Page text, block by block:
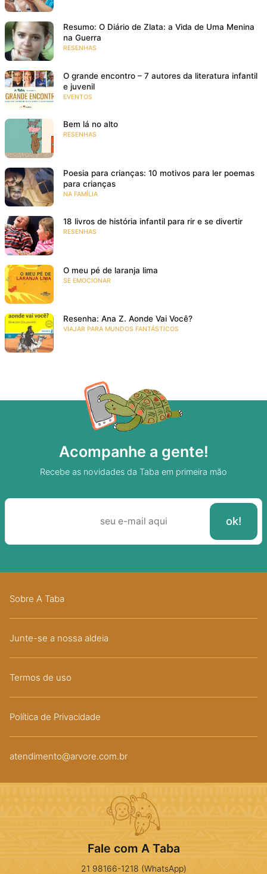
Resumo: O Diário de Zlata: a Vida de Uma Menina
na Guerra
RESENHAS
O grande encontro – 7 autores da literatura infantil
e juvenil
EVENTOS
Bem lá no alto
RESENHAS
Poesia para crianças: 10 motivos para ler poemas
para crianças
NA FAMÍLIA
18 livros de história infantil para rir e se divertir
RESENHAS
O meu pé de laranja lima
SE EMOCIONAR
Resenha: Ana Z. Aonde Vai Você?
VIAJAR PARA MUNDOS FANTÁSTICOS
Acompanhe a gente!
Recebe as novidades da Taba em primeira mão
Sobre A Taba
Junte-se a nossa aldeia
Termos de uso
Política de Privacidade
atendimento@arvore.com.br
Fale com A Taba
21 98166-1218 (WhatsApp)